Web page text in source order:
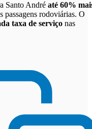
Santo André até 60%
passagens rodoviárias. O
taxa de serviço nas